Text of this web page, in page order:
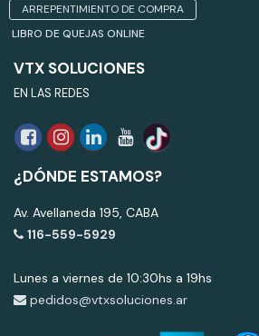
ARREPENTIMIENTO DE COMPRA
LIBRO DE QUEJAS ONLINE
VTX SOLUCIONES
EN LAS REDES
¿DÓNDE ESTAMOS?
Av. Avellaneda 195, CABA
116-559-5929
Lunes a viernes de 10:30hs a 19hs
pedidos@vtxsoluciones.ar